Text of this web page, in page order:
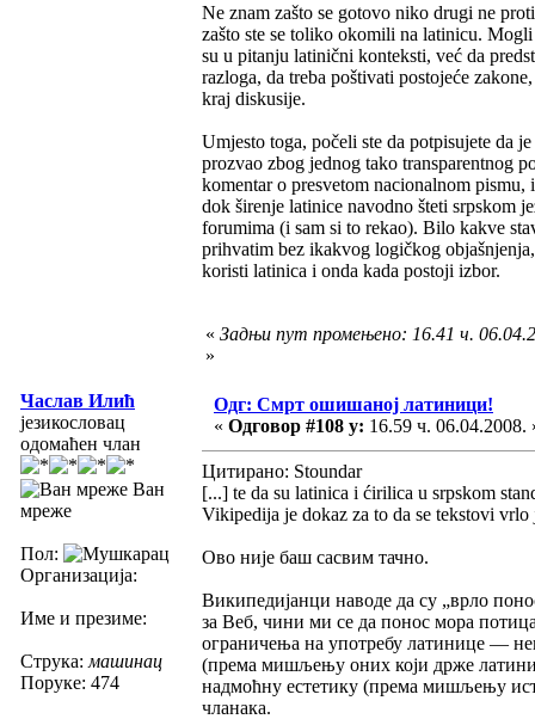
Ne znam zašto se gotovo niko drugi ne
zašto ste se toliko okomili na latinicu.
su u pitanju latinični konteksti, već da
razloga, da treba poštivati postojeće
kraj diskusije.
Umjesto toga, počeli ste da potpisujete da
prozvao zbog jednog tako transparentnog
komentar o presvetom nacionalnom
dok širenje latinice navodno šteti srpskom
forumima (i sam si to rekao). Bilo kakve
prihvatim bez ikakvog logičkog
koristi latinica i onda kada postoji izbor.
« Задњи пут промењено: 16.41 ч.
»
Часлав Илић
језикословац
одомаћен члан
Ван
мреже
Пол:
Организација:
Име и презиме:
Струка: машинац
Поруке: 474
Одг: Смрт ошишаној латиници!
« Одговор #108 у: 16.59 ч. 06.04.2008.
Цитирано: Stoundar
[...] te da su latinica i ćirilica u srpskom
Vikipedija je dokaz za to da se tekstovi
Ово није баш сасвим тачно.
Википедијанци наводе да су „врло
за Веб, чини ми се да понос мора
ограничења на употребу латинице —
(према мишљењу оних који држе
надмоћну естетику (према мишљењу
чланака.